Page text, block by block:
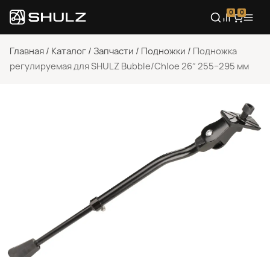
0 0
Главная / Каталог / Запчасти / Подножки / Подножка
регулируемая для SHULZ Bubble/Chloe 26″ 255−295 мм